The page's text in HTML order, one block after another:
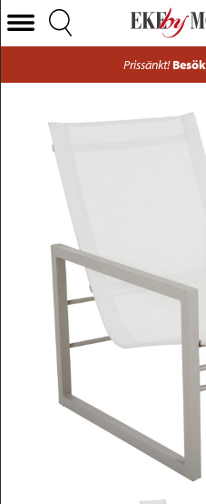
Vevi fåtölj aluminium beige/tyg
Välj Kategori
Förvaring
Inredning
Mattor
Belysning
Utemöbler
Varumärken
Prissänkt!